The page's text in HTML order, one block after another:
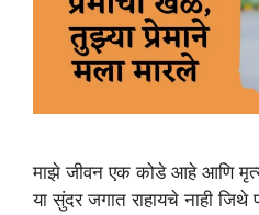
माझे जीवन एक कोडे आहे आणि
या सुंदर जगात राहायचे नाही जिथे